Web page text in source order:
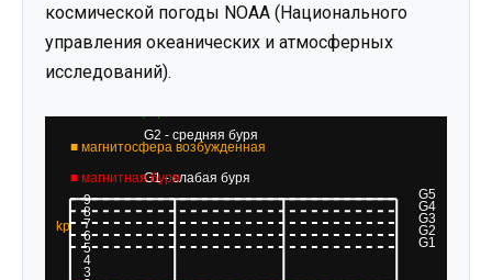
космической погоды NOAA (Национального
управления океанических и атмосферных
исследований).